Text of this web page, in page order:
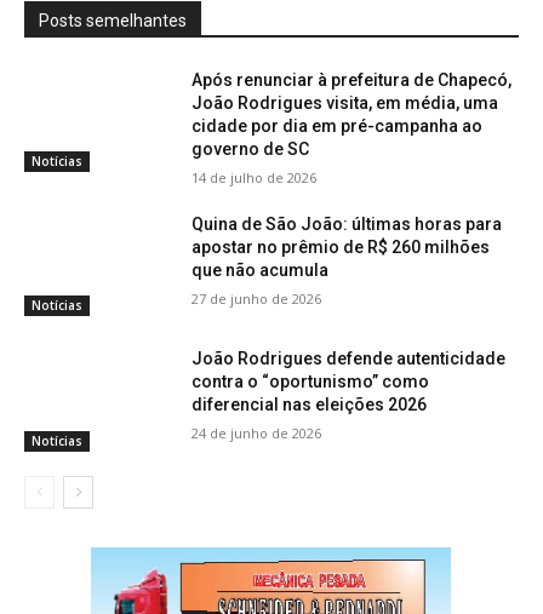
Posts semelhantes
Notícias
Após renunciar à prefeitura de Chapecó,
João Rodrigues visita, em média, uma
cidade por dia em pré-campanha ao
governo de SC
14 de julho de 2026
Notícias
Quina de São João: últimas horas para
apostar no prêmio de R$ 260 milhões
que não acumula
27 de junho de 2026
Notícias
João Rodrigues defende autenticidade
contra o “oportunismo” como
diferencial nas eleições 2026
24 de junho de 2026